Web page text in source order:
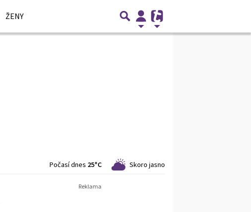
ŽENY
Počasí dnes 25°C Skoro jasno